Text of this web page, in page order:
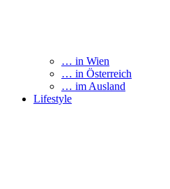
… in Wien
… in Österreich
… im Ausland
Lifestyle